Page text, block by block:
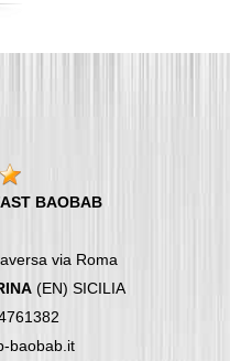
BAOBAB
via Roma
(EN) SICILIA
baobab.it